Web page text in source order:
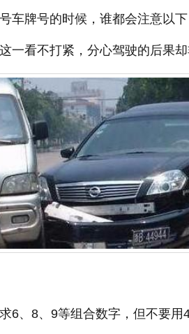
车牌号的时候，谁都会注意以
一看不打紧，分心驾驶的后果
6、8、9等组合数字，但不要